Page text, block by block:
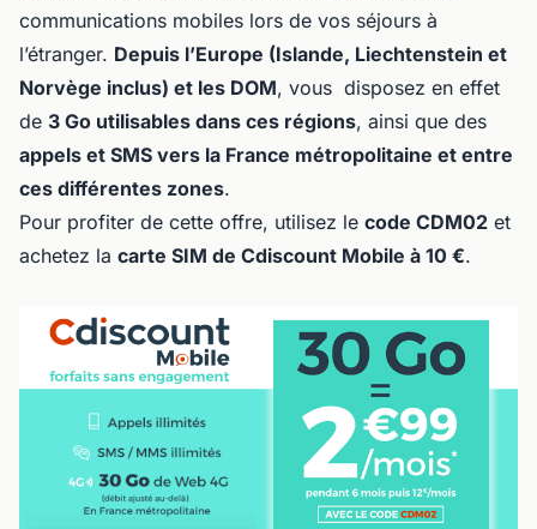
communications mobiles lors de vos séjours à
l’étranger. Depuis l’Europe (Islande, Liechtenstein et
Norvège inclus) et les DOM, vous disposez en effet
de 3 Go utilisables dans ces régions, ainsi que des
appels et SMS vers la France métropolitaine et entre
ces différentes zones.
Pour profiter de cette offre, utilisez le code CDM02 et
achetez la carte SIM de Cdiscount Mobile à 10 €.